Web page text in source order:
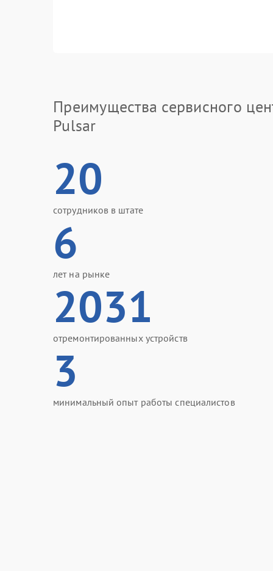
Преимущества сервисного
Pulsar
20
сотрудников в штате
6
лет на рынке
2031
отремонтированных устройств
3
минимальный опыт работы специалистов